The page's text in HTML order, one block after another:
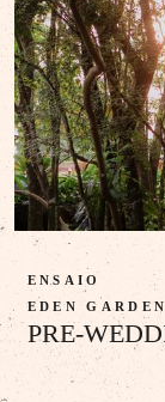
PRE-
ENSAIO
EDEN